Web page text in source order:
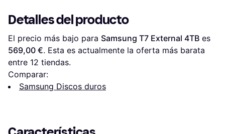
Detalles del producto
El precio más bajo para Samsung T7 External 4TB
569,00 €. Esta es actualmente la oferta más barata
entre 12 tiendas.
Comparar:
Samsung Discos duros